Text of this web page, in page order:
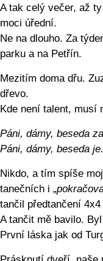
A tak celý večer, až
moci úřední.
Ne na dlouho. Za
parku a na Petřín.
Mezitím doma dřu.
dřevo.
Kde není talent, musí
Páni, dámy, beseda
Páni, dámy, beseda je.
Nikdo, a tím spíše
tanečních i „
tančil předtančení
A tančit mě bavilo.
První láska jak od